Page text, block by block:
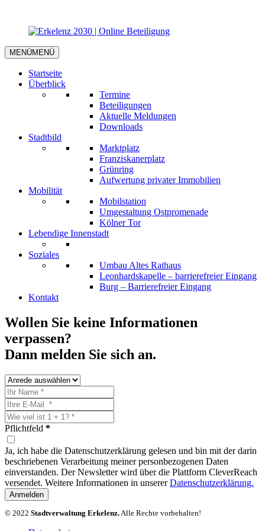
MENÜMENÜ
Startseite
Überblick
Termine
Beteiligungen
Aktuelle Meldungen
Downloads
Stadtbild
Marktplatz
Franziskanerplatz
Grünring
Aufwertung privater Immobilien
Mobilität
Mobilstation
Umgestaltung Ostpromenade
Kölner Tor
Lebendige Innenstadt
Soziales
Umbau Altes Rathaus
Leonhardskapelle – barrierefreier Eingang
Burg – Barrierefreier Eingang
Kontakt
Wollen Sie keine Informationen
verpassen?
Dann melden Sie sich an.
Pflichtfeld *
Ja, ich habe die Datenschutzerklärung gelesen und bin mit der darin
beschriebenen Verarbeitung meiner personbezogenen Daten
einverstanden. Der Newsletter wird über die Plattform CleverReach
versendet. Weitere Informationen in unsererDatenschutzerklärung.
Anmelden
© 2022 Stadtverwaltung Erkelenz.Alle Rechte vorbehalten!